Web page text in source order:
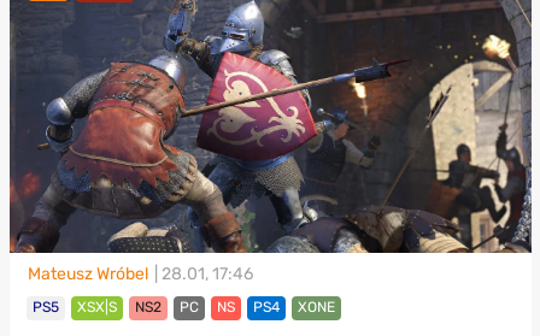
Mateusz Wróbel | 28.01, 17:46
PS5 XSX|S NS2 PC NS PS4 XONE